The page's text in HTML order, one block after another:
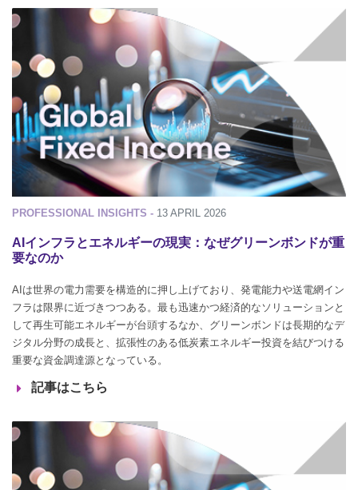
PROFESSIONAL INSIGHTS - 13 APRIL 2026
AIインフラとエネルギーの現実：なぜグリーンボンドが重
要なのか
AIは世界の電力需要を構造的に押し上げており、発電能力や送電網イン
フラは限界に近づきつつある。最も迅速かつ経済的なソリューションと
して再生可能エネルギーが台頭するなか、グリーンボンドは長期的なデ
ジタル分野の成長と、拡張性のある低炭素エネルギー投資を結びつける
重要な資金調達源となっている。
記事はこちら